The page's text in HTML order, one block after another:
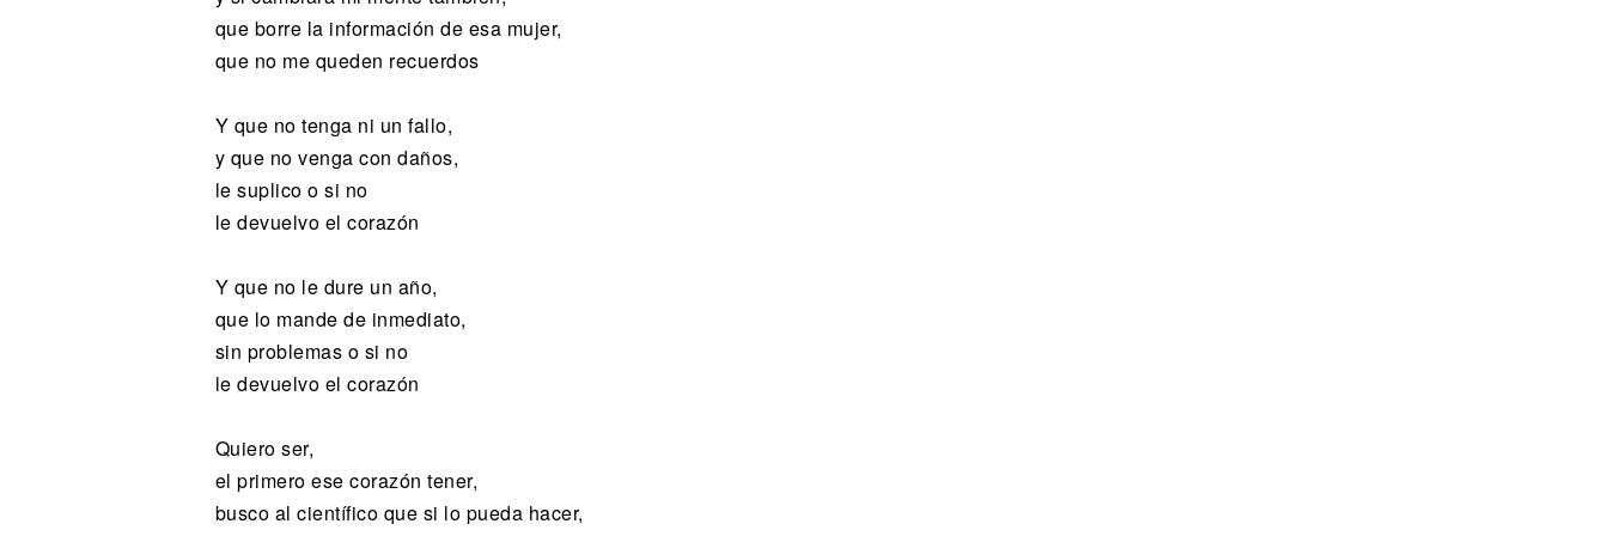
que borre la información de esa mujer,
que no me queden recuerdos
Y que no tenga ni un fallo,
y que no venga con daños,
le suplico o si no
le devuelvo el corazón
Y que no le dure un año,
que lo mande de inmediato,
sin problemas o si no
le devuelvo el corazón
Quiero ser,
el primero ese corazón tener,
busco al científico que si lo pueda hacer,